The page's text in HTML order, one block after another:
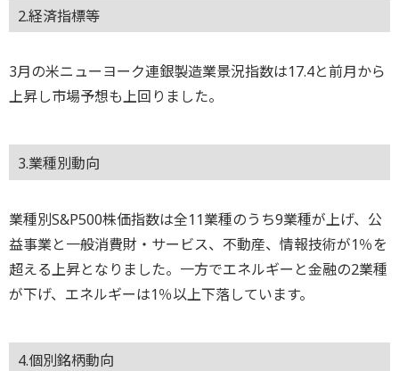
2.経済指標等
3月の米ニューヨーク連銀製造業景況指数は17.4と前月から
上昇し市場予想も上回りました。
3.業種別動向
業種別S&P500株価指数は全11業種のうち9業種が上げ、公
益事業と一般消費財・サービス、不動産、情報技術が1％を
超える上昇となりました。一方でエネルギーと金融の2業種
が下げ、エネルギーは1％以上下落しています。
4.個別銘柄動向